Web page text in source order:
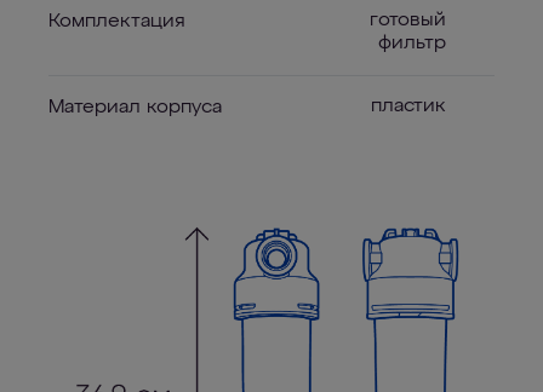
Комплектация
готовый
фильтр
Материал корпуса пластик